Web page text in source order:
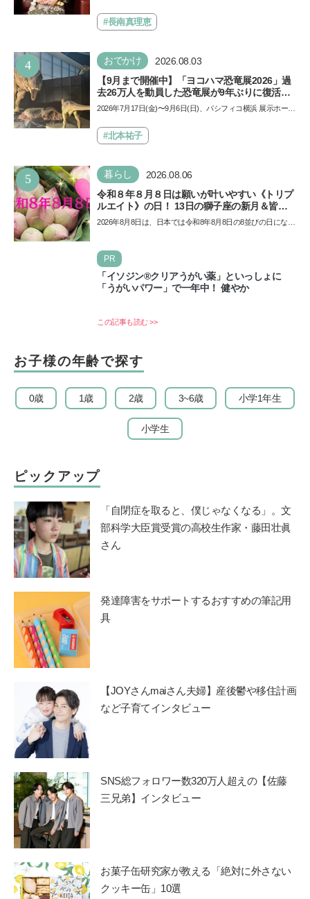
できると子どもに知ってほしい
ザ…#長南真理恵
4 おでかけ 2026.08.03
【9月まで開催中】「ヨコハマ恐竜展2026」過
去26万人を動員した恐竜展が9年ぶりに復活！
夏休みのおでかけで楽しむポイントを完全ガイ
2026年7月17日(金)〜9月6日(日)、パシフィコ横浜 展示ホール
催…#北本祐子
5 暮らし 2026.08.06
令和８年８月８日は願いが叶いやすい《トリプ
ルエイト》の日！ 13日の獅子座の新月＆皆既
日食の影響にも注目
2026年8月8日は、日本では令和8年8月8日の8並びの日になり
PR
「イソジン®クリアうがい薬」といっしょに
「うがいパワー」で一年中！ 健やか
この記事も読む >>
お子様の年齢で探す
0歳 1歳 2歳 3~6歳 小学1年生
小学生
ピックアップ
「自閉症を取ると、僕じゃなくなる」。文
部科学大臣賞受賞の高校生作家・藤田壮眞
さん
発達障害をサポートするおすすめの筆記用
具
【JOYさんmaiさん夫婦】産後鬱や移住計画
など子育てインタビュー
SNS総フォロワー数320万人超えの【佐藤
三兄弟】インタビュー
お菓子缶研究家が教える「絶対に外さない
クッキー缶」10選